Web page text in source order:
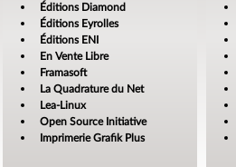
Éditions Diamond
Éditions Eyrolles
Éditions ENI
En Vente Libre
Framasoft
La Quadrature du Net
Lea-Linux
Open Source Initiative
Imprimerie Grafik Plus